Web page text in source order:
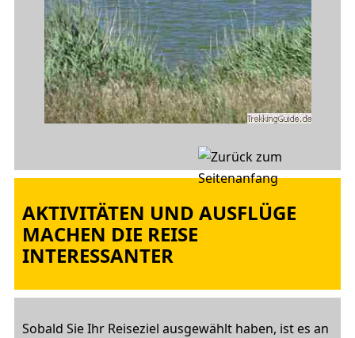
AKTIVITÄTEN UND AUSFLÜGE
MACHEN DIE REISE
INTERESSANTER
Sobald Sie Ihr Reiseziel ausgewählt haben, ist es an